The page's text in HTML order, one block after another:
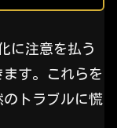
に注意を払う
す。これらを
トラブルに慌